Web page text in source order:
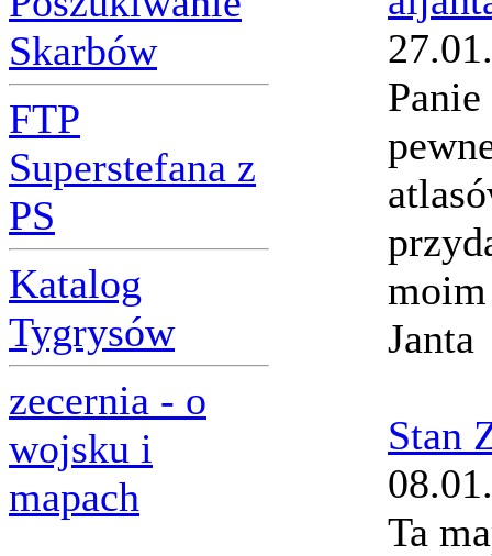
Skarbów
FTP
Superstefana z
PS
Katalog
Tygrysów
zecernia - o
wojsku i
mapach
Janta
Stan
Ta